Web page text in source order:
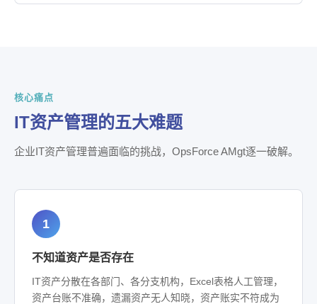
核心痛点
IT资产管理的五大难题
企业IT资产管理普遍面临的挑战，OpsForce AMgt逐一破解。
1
不知道资产是否存在
IT资产分散在各部门、各分支机构，Excel表格人工管理，
资产台账不准确，遗漏资产无人知晓，资产账实不符成为